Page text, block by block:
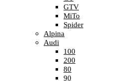
GTV
MiTo
Spider
Alpina
Audi
100
200
80
90